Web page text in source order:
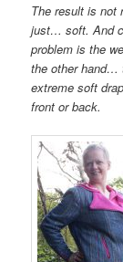
The result is
just… soft. And
problem is the
the other hand…
extreme soft
front or back.